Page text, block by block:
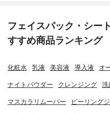
フェイスパック・シー
すすめ商品ランキング
化粧水 乳液 美容液 導入液 オ
ナイトパウダー クレンジング 洗
マスカラリムーバー ピーリング